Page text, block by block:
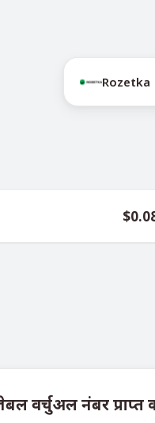
Rozetka
वर्चुअल नंबर प्राप्त